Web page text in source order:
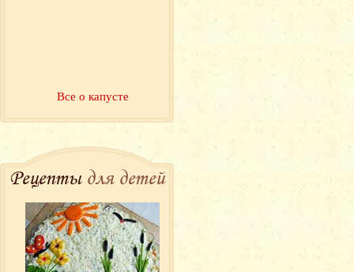
Все о капусте
Рецепты для детей